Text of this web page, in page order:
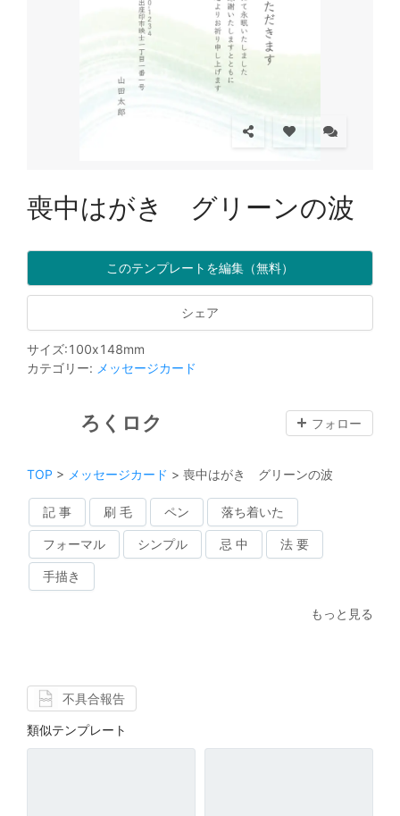
喪中はがき グリーンの波
このテンプレートを編集（無料）
シェア
サイズ:100x148mm
カテゴリー: メッセージカード
ろくロク フォロー
TOP > メッセージカード > 喪中はがき グリーンの波
記 事 刷 毛 ペン 落ち着いた
フォーマル シンプル 忌 中 法 要
手描き
もっと見る
不具合報告
類似テンプレート